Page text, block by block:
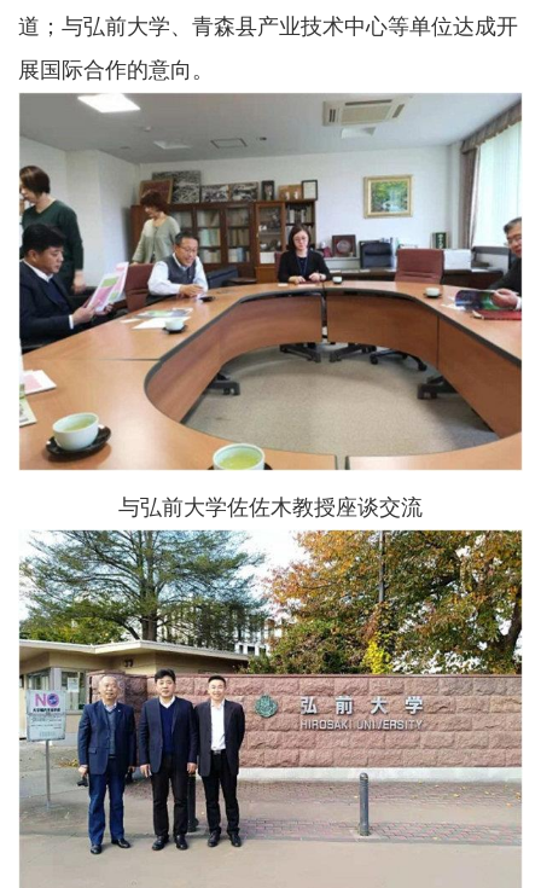
道；与弘前大学、青森县产业技术中心等单位达成开
展国际合作的意向。
与弘前大学佐佐木教授座谈交流